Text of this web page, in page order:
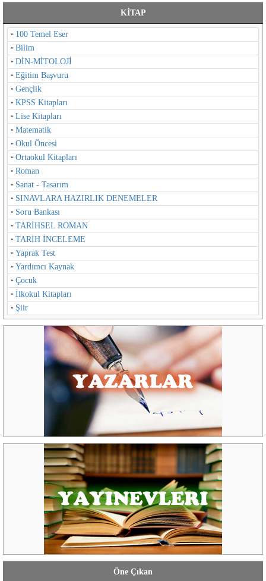
KİTAP
100 Temel Eser
Bilim
DİN-MİTOLOJİ
Eğitim Başvuru
Gençlik
KPSS Kitapları
Lise Kitapları
Matematik
Okul Öncesi
Ortaokul Kitapları
Roman
Sanat - Tasarım
SINAVLARA HAZIRLIK DENEMELER
Soru Bankası
TARİHSEL ROMAN
TARİH İNCELEME
Yaprak Test
Yardımcı Kaynak
Çocuk
İlkokul Kitapları
Şiir
Öne Çıkan